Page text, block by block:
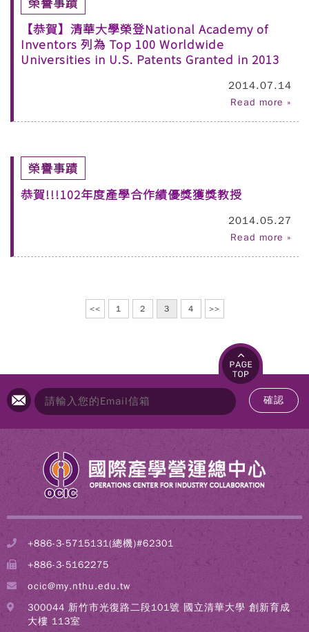
【恭賀】清華大學榮登National Academy of
Inventors 列為 Top 100 Worldwide
Universities in U.S. Patents Granted in 2013
2014.07.14
Read more »
榮譽事蹟
恭賀!!!102年度產學合作績優獎獲獎教授
2014.05.27
Read more »
<< 1 2 3 4 >>
確認
+886-3-5715131(總機)#62301
+886-3-5162275
ocic@my.nthu.edu.tw
300044 新竹市光復路二段101號 國立清華大學 創新育成
大樓 113室